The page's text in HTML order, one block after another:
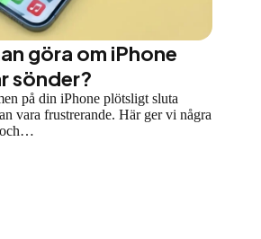
göra om iPhone
sönder?
på din iPhone plötsligt sluta
vara frustrerande. Här ger vi några
och…